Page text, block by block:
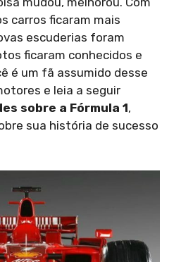
carros ficaram mais
escuderias foram
ficaram conhecidos e
é um fã assumido desse
e leia a seguir
sobre a Fórmula 1,
sua história de sucesso